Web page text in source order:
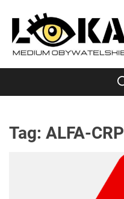
content
Tag: ALFA-CRP